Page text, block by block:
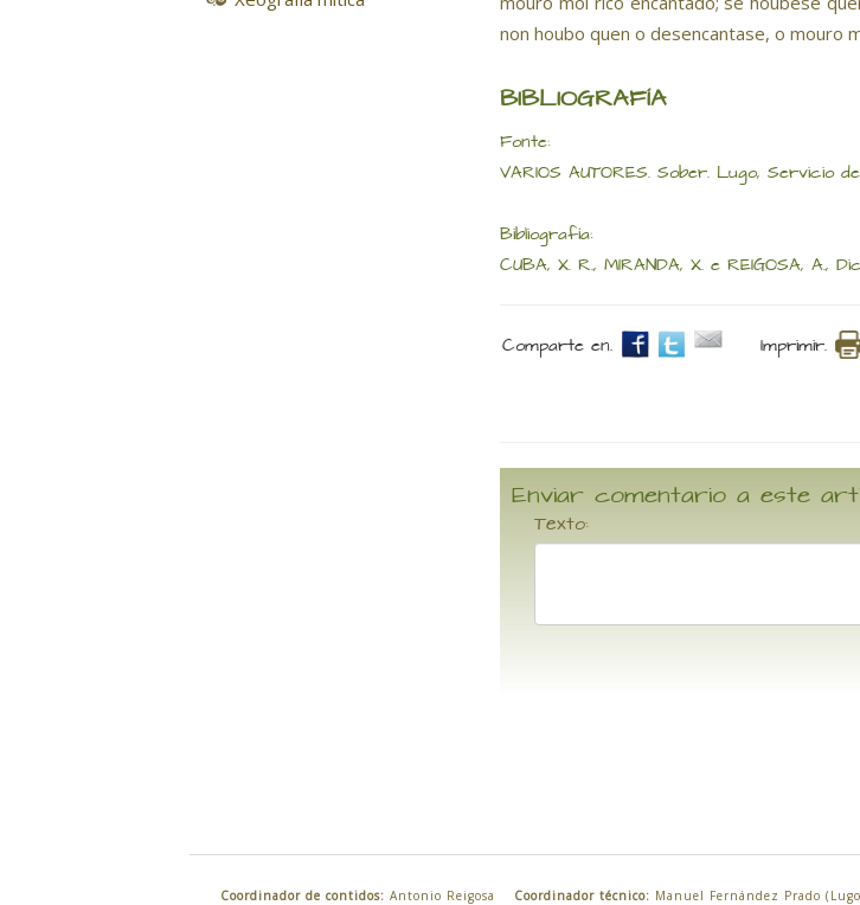
non houbo quen o desencantase, o mouro
BIBLIOGRAFÍA
Fonte:
VARIOS AUTORES. Sober. Lugo, Servicio
Bibliografía:
CUBA, X. R., MIRANDA, X. e REIGOSA, A.,
Comparte en. Imprimir.
Enviar comentario a este
Texto:
Coordinador de contidos: Antonio Reigosa Coordinador técnico: Manuel Fernández Prado